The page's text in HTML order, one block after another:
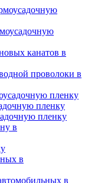
канатов в
проволоки в
пленку
пленку
пленку
в
в
в